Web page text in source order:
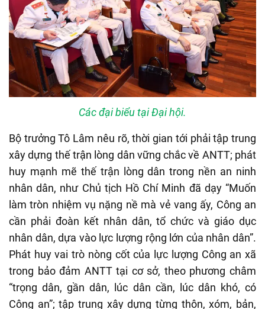
Các đại biểu tại Đại hội.
Bộ trưởng Tô Lâm nêu rõ, thời gian tới phải tập trung
xây dựng thế trận lòng dân vững chắc về ANTT; phát
huy mạnh mẽ thế trận lòng dân trong nền an ninh
nhân dân, như Chủ tịch Hồ Chí Minh đã dạy “Muốn
làm tròn nhiệm vụ nặng nề mà vẻ vang ấy, Công an
cần phải đoàn kết nhân dân, tổ chức và giáo dục
nhân dân, dựa vào lực lượng rộng lớn của nhân dân”.
Phát huy vai trò nòng cốt của lực lượng Công an xã
trong bảo đảm ANTT tại cơ sở, theo phương châm
“trọng dân, gần dân, lúc dân cần, lúc dân khó, có
Công an”; tập trung xây dựng từng thôn, xóm, bản,